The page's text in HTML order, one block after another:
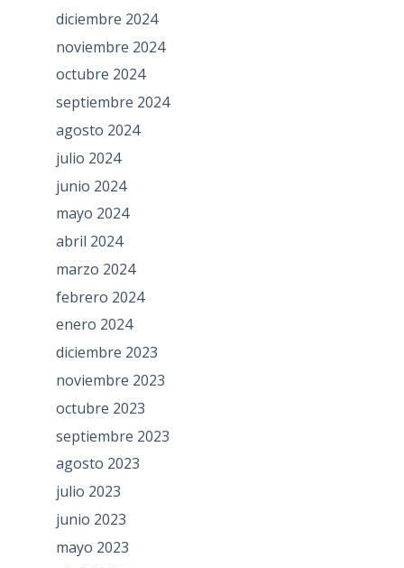
diciembre 2024
noviembre 2024
octubre 2024
septiembre 2024
agosto 2024
julio 2024
junio 2024
mayo 2024
abril 2024
marzo 2024
febrero 2024
enero 2024
diciembre 2023
noviembre 2023
octubre 2023
septiembre 2023
agosto 2023
julio 2023
junio 2023
mayo 2023